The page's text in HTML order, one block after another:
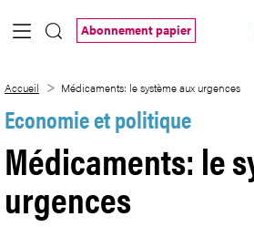
Saut au contenu principal
Abonnement papier
Accueil Médicaments: le système aux urgences
Economie et politique
Médicaments: le
urgences